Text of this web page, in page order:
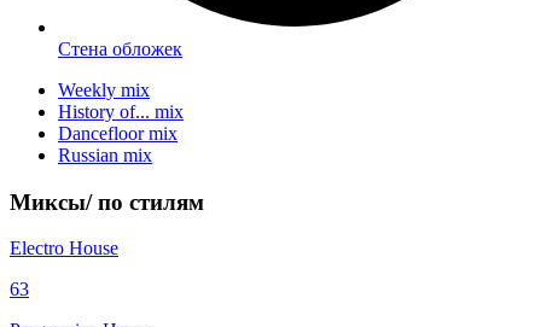
Стена обложек
Weekly mix
History of... mix
Dancefloor mix
Russian mix
Миксы/по стилям
Electro House
63